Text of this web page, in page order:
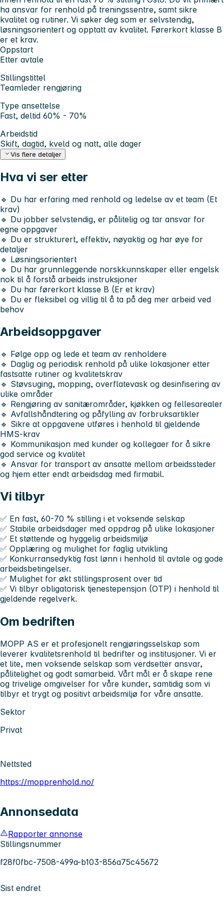
ha ansvar for renhold på treningssentre, samt sikre
kvalitet og rutiner. Vi søker deg som er selvstendig,
løsningsorientert og opptatt av kvalitet. Førerkort klasse B
er et krav.
Oppstart
Etter avtale
Stillingstittel
Teamleder rengjøring
Type ansettelse
Fast, deltid 60% - 70%
Arbeidstid
Skift, dagtid, kveld og natt, alle dager
Vis flere detaljer
Hva vi ser etter
🔹 Du har erfaring med renhold og ledelse av et team (Et
krav)
🔹 Du jobber selvstendig, er pålitelig og tar ansvar for
egne oppgaver
🔹 Du er strukturert, effektiv, nøyaktig og har øye for
detaljer
🔹 Løsningsorientert
🔹 Du har grunnleggende norskkunnskaper eller engelsk
nok til å forstå arbeids instruksjoner
🔹 Du har førerkort klasse B (Er et krav)
🔹 Du er fleksibel og villig til å ta på deg mer arbeid ved
behov
Arbeidsoppgaver
🔹 Følge opp og lede et team av renholdere
🔹 Daglig og periodisk renhold på ulike lokasjoner etter
fastsatte rutiner og kvalitetskrav
🔹 Støvsuging, mopping, overflatevask og desinfisering av
ulike områder
🔹 Rengjøring av sanitærområder, kjøkken og fellesarealer
🔹 Avfallshåndtering og påfylling av forbruksartikler
🔹 Sikre at oppgavene utføres i henhold til gjeldende
HMS-krav
🔹 Kommunikasjon med kunder og kollegaer for å sikre
god service og kvalitet
🔹 Ansvar for transport av ansatte mellom arbeidssteder
og hjem etter endt arbeidsdag med firmabil.
Vi tilbyr
✅ En fast, 60-70 % stilling i et voksende selskap
✅ Stabile arbeidsdager med oppdrag på ulike lokasjoner
✅ Et støttende og hyggelig arbeidsmiljø
✅ Opplæring og mulighet for faglig utvikling
✅ Konkurransedyktig fast lønn i henhold til avtale og gode
arbeidsbetingelser.
✅ Mulighet for økt stillingsprosent over tid
✅ Vi tilbyr obligatorisk tjenestepensjon (OTP) i henhold til
gjeldende regelverk.
Om bedriften
MOPP AS er et profesjonelt rengjøringsselskap som
leverer kvalitetsrenhold til bedrifter og institusjoner. Vi er
et lite, men voksende selskap som verdsetter ansvar,
pålitelighet og godt samarbeid. Vårt mål er å skape rene
og trivelige omgivelser for våre kunder, samtidig som vi
tilbyr et trygt og positivt arbeidsmiljø for våre ansatte.
Sektor
Privat
Nettsted
https://mopprenhold.no/
Annonsedata
Rapporter annonse
Stillingsnummer
f28f0fbc-7508-499a-b103-856a75c45672
Sist endret